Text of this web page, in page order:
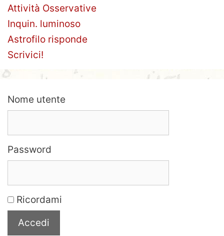
Attività Osservative
Inquin. luminoso
Astrofilo risponde
Scrivici!
Nome utente
Password
Ricordami